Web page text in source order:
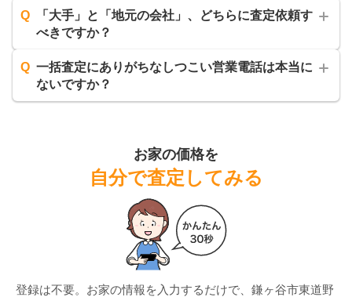
Q
「大手」と「地元の会社」、どちらに査定依頼す
べきですか？
Q 一括査定にありがちなしつこい営業電話は本当に
ないですか？
お家の価格を
自分で査定してみる
登録は不要。お家の情報を入力するだけで、 鎌ヶ谷市東道野